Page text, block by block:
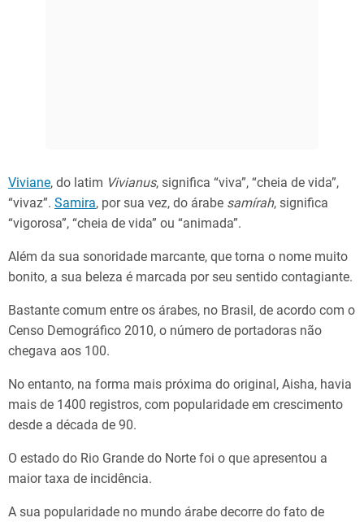
Viviane, do latim Vivianus, significa “viva”, “cheia de vida”,
“vivaz”. Samira, por sua vez, do árabe samírah, significa
“vigorosa”, “cheia de vida” ou “animada”.
Além da sua sonoridade marcante, que torna o nome muito
bonito, a sua beleza é marcada por seu sentido contagiante.
Bastante comum entre os árabes, no Brasil, de acordo com o
Censo Demográfico 2010, o número de portadoras não
chegava aos 100.
No entanto, na forma mais próxima do original, Aisha, havia
mais de 1400 registros, com popularidade em crescimento
desde a década de 90.
O estado do Rio Grande do Norte foi o que apresentou a
maior taxa de incidência.
A sua popularidade no mundo árabe decorre do fato de